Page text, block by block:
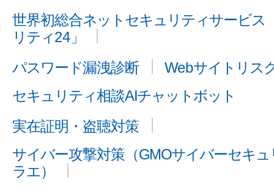
世界初総合ネットセキュリティサービス
リティ24」
パスワード漏洩診断
Webサイトリス
セキュリティ相談AIチャットボット
実在証明・盗聴対策
サイバー攻撃対策（GMOサイバーセキ
ラエ）